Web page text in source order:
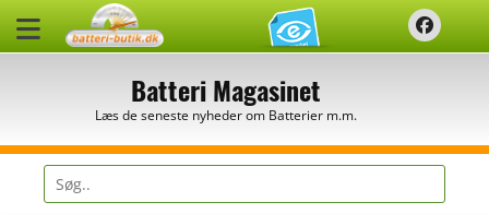
Batteri Magasinet
Læs de seneste nyheder om Batterier m.m.
Søg
efter: